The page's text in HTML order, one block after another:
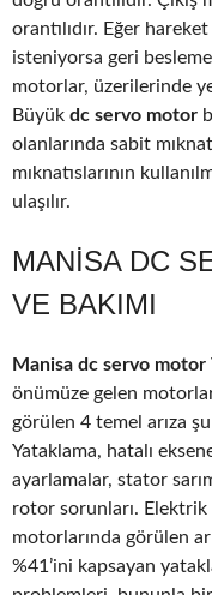
orantılıdır. Eğer
isteniyorsa geri
motorlar, üzerilerinde
Büyük dc servo motor
olanlarında sabit
mıknatıslarının
ulaşılır.
MANISA DC
VE BAKIMI
Manisa dc servo motor
önümüze gelen
görülen 4 temel arıza
Yataklama, hatalı
ayarlamalar, stator
rotor sorunları. Elektrik
motorlarında görülen
%41’ini kapsayan